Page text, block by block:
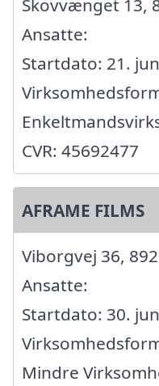
Skovvænget 13,
Ansatte:
Startdato: 21.
CVR: 45692477
AFRAME FILMS
Viborgvej 36,
Ansatte:
Startdato: 30.
Mindre